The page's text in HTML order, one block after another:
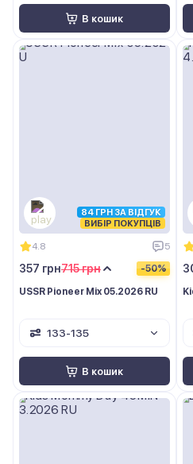
В кошик
84 ГРН ЗА ВІДГУК
ВИБІР ПОКУПЦІВ
4.8 5
715 грн
357 грн -50%
USSR Pioneer Mix 05.2026 RU
133-135
В кошик